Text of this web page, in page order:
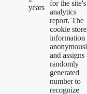
years
for the site's
analytics
report. The
cookie
information
and assigns
randomly
generated
number to
recognize